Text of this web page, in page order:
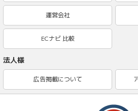
運営会社
ECナビ 比較
法人様
広告掲載について